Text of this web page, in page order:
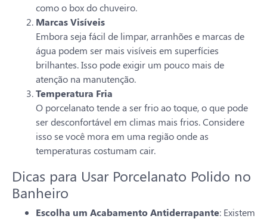
como o box do chuveiro.
Marcas Visíveis
Embora seja fácil de limpar, arranhões e marcas de
água podem ser mais visíveis em superfícies
brilhantes. Isso pode exigir um pouco mais de
atenção na manutenção.
Temperatura Fria
O porcelanato tende a ser frio ao toque, o que pode
ser desconfortável em climas mais frios. Considere
isso se você mora em uma região onde as
temperaturas costumam cair.
Dicas para Usar Porcelanato Polido no
Banheiro
Escolha um Acabamento Antiderrapante: Existem